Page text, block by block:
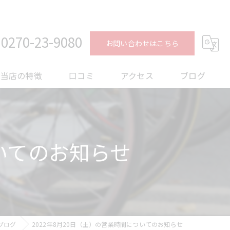
0270-23-9080 お問い合わせはこちら
当店の特徴
ィッティング
口コミ アクセス ブログ
のお知らせ
ログ 2022年8月20日（土）の営業時間についてのお知らせ